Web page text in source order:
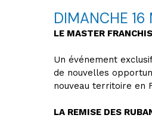
DIMANCHE 16
LE MASTER
Un événement
de nouvelles
nouveau territoire en
LA REMISE DES